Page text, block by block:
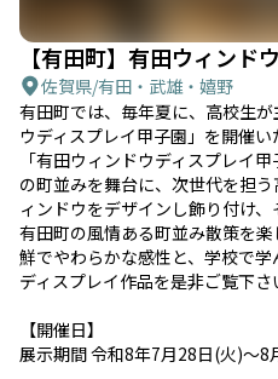
【有田町】有田ウィンド
佐賀県/有田・武雄・嬉野
有田町では、毎年夏に、高校生
ウディスプレイ甲子園」を開催い
「有田ウィンドウディスプレイ
の町並みを舞台に、次世代を担
ィンドウをデザインし飾り付け、
有田町の風情ある町並み散策を
鮮でやわらかな感性と、学校で
ディスプレイ作品を是非ご覧下さ
【開催日】
展示期間 令和8年7月28日(火)～8